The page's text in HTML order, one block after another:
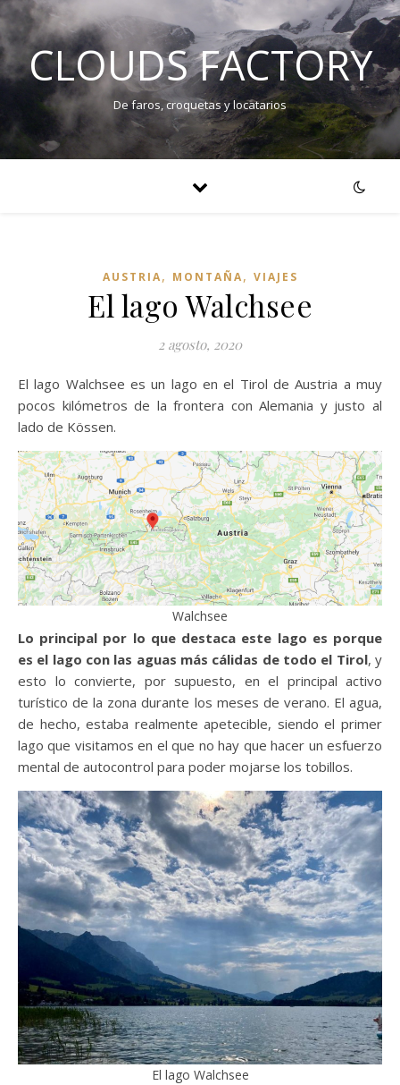
CLOUDS FACTORY
De faros, croquetas y locatarios
AUSTRIA, MONTAÑA, VIAJES
El lago Walchsee
2 agosto, 2020
El lago Walchsee es un lago en el Tirol de Austria a muy
pocos kilómetros de la frontera con Alemania y justo al
lado de Kössen.
Walchsee
Lo principal por lo que destaca este lago es porque
es el lago con las aguas más cálidas de todo el Tirol, y
esto lo convierte, por supuesto, en el principal activo
turístico de la zona durante los meses de verano. El agua,
de hecho, estaba realmente apetecible, siendo el primer
lago que visitamos en el que no hay que hacer un esfuerzo
mental de autocontrol para poder mojarse los tobillos.
El lago Walchsee